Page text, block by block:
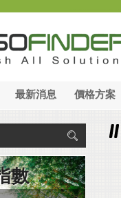
最新消息 價格方案
數